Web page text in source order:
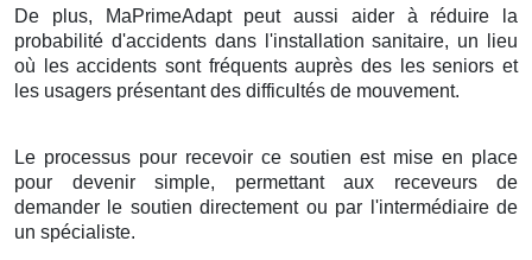
De plus, MaPrimeAdapt peut aussi aider à réduire la
probabilité d'accidents dans l'installation sanitaire, un lieu
où les accidents sont fréquents auprès des les seniors et
les usagers présentant des difficultés de mouvement.
Le processus pour recevoir ce soutien est mise en place
pour devenir simple, permettant aux receveurs de
demander le soutien directement ou par l'intermédiaire de
un spécialiste.